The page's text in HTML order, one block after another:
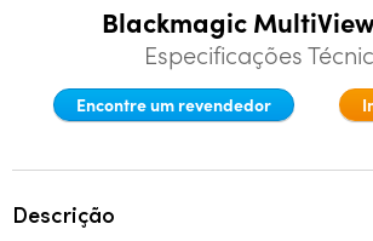
Denmark
Blackmagic
Especificações
Encontre um revendedor
Descrição